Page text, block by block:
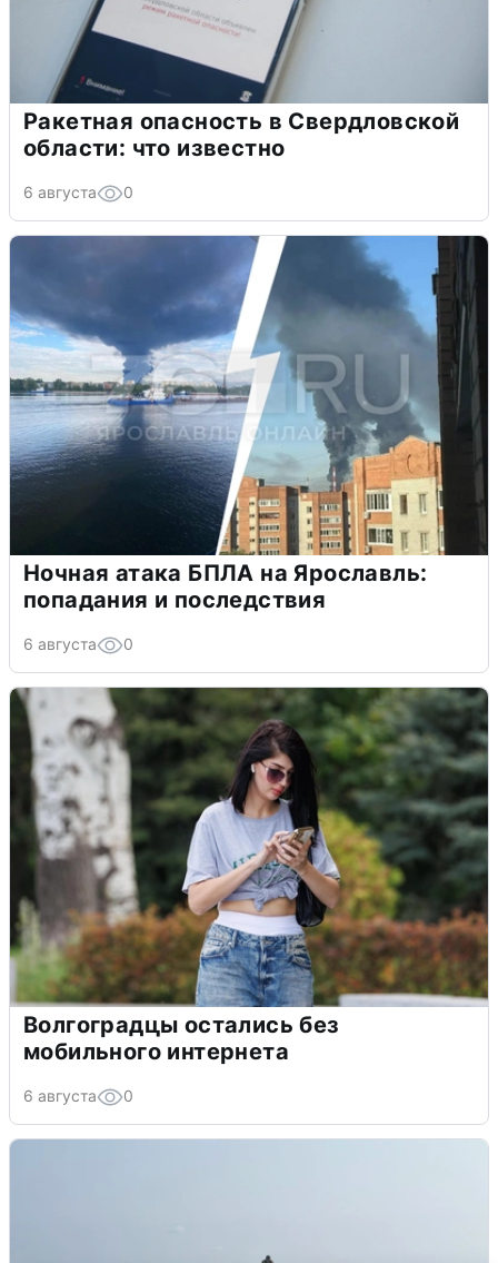
Ракетная опасность в Свердловской
области: что известно
6 августа 0
Ночная атака БПЛА на Ярославль:
попадания и последствия
6 августа 0
Волгоградцы остались без
мобильного интернета
6 августа 0